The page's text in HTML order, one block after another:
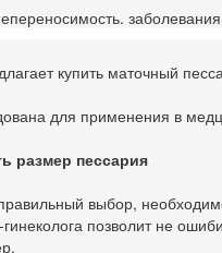
купить маточный
для применения в
размер пессария
выбор,
позволит не